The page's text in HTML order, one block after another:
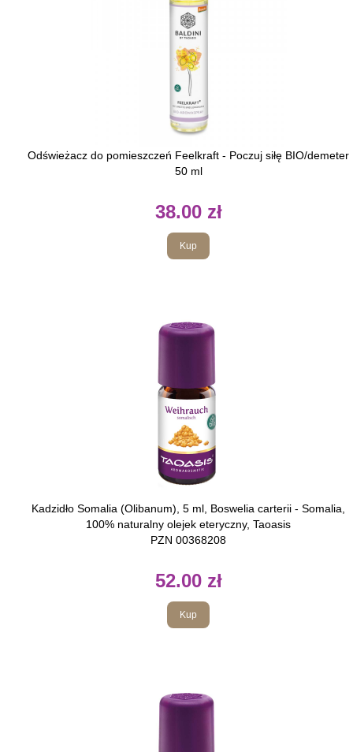
Odświeżacz do pomieszczeń Feelkraft - Poczuj siłę BIO/demeter
50 ml
38.00 zł
Kup
Kadzidło Somalia (Olibanum), 5 ml, Boswelia carterii - Somalia,
100% naturalny olejek eteryczny, Taoasis
PZN 00368208
52.00 zł
Kup